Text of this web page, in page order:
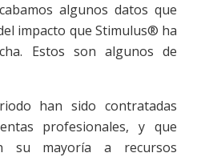
algunos datos que
impacto que Stimulus® ha
Estos son algunos de
han sido contratadas
profesionales, y que
su mayoría a recursos